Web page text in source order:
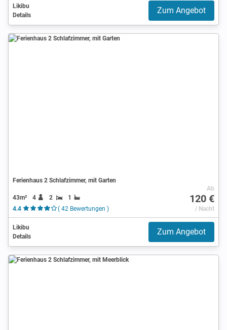
Likibu
Details
Zum Angebot
Ferienhaus 2 Schlafzimmer, mit Garten
43m² 4 2
1
4.4
( 42 Bewertungen )
Ab
120 €
/ Nacht
Likibu
Details
Zum Angebot